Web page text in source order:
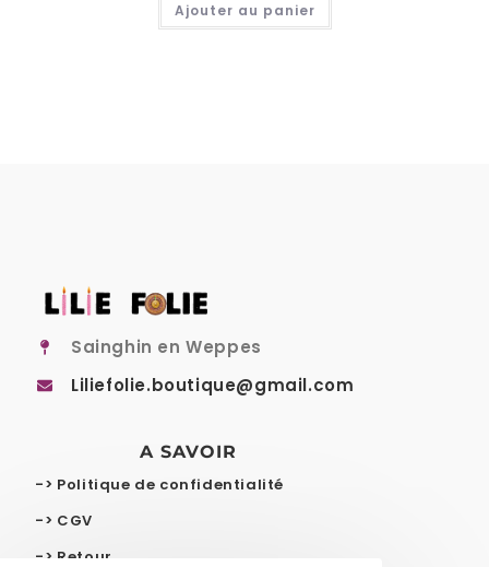
Ajouter au panier
Sainghin en Weppes
Liliefolie.boutique@gmail.com
A SAVOIR
-> Politique de confidentialité
-> CGV
-> Retour